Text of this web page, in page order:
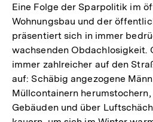
Eine Folge der Sparpolitik im
Wohnungsbau und der
präsentiert sich in immer
wachsenden Obdachlosigkeit.
immer zahlreicher auf den
auf: Schäbig angezogene
Müllcontainern
Gebäuden und über